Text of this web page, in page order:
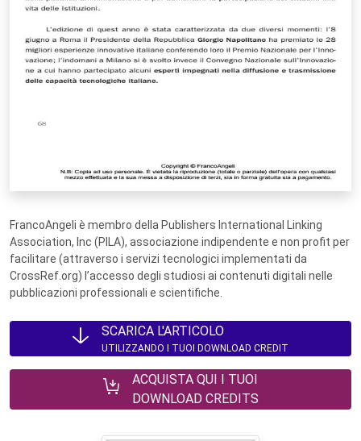
FrancoAngeli è membro della Publishers International Linking
Association, Inc (PILA), associazione indipendente e non profit per
facilitare (attraverso i servizi tecnologici implementati da
CrossRef.org) l’accesso degli studiosi ai contenuti digitali nelle
pubblicazioni professionali e scientifiche.
SCARICA L'ARTICOLO
UTILIZZANDO I TUOI DOWNLOAD CREDIT
ACQUISTA QUI I TUOI
DOWNLOAD CREDITS